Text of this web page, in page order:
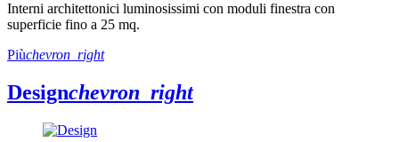
Interni architettonici luminosissimi con moduli finestra con
superficie fino a 25 mq.
Piùchevron_right
Designchevron_right